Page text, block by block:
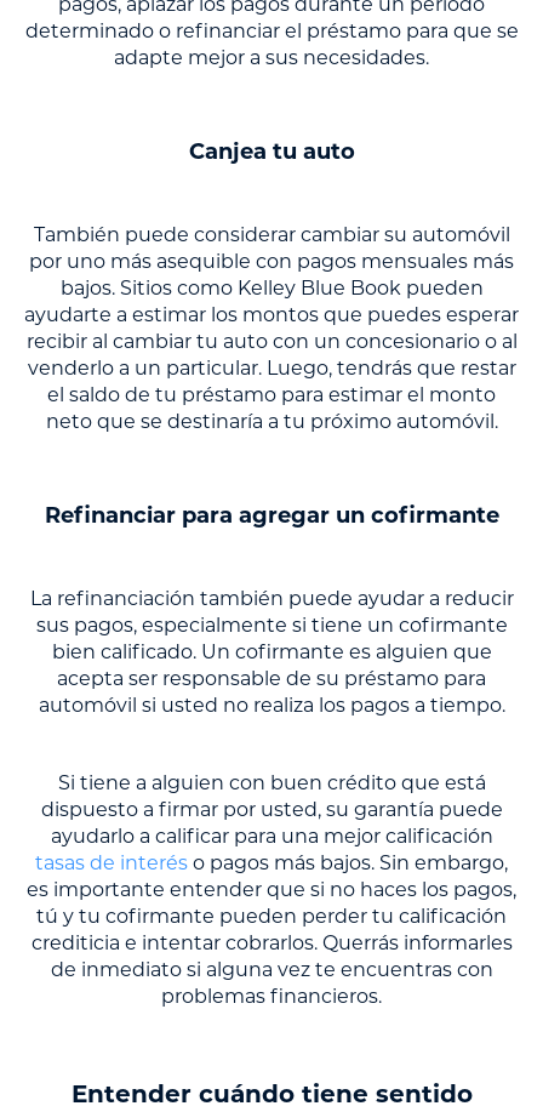
pagos, aplazar los pagos durante un período
determinado o refinanciar el préstamo para que se
adapte mejor a sus necesidades.
Canjea tu auto
También puede considerar cambiar su automóvil
por uno más asequible con pagos mensuales más
bajos. Sitios como Kelley Blue Book pueden
ayudarte a estimar los montos que puedes esperar
recibir al cambiar tu auto con un concesionario o al
venderlo a un particular. Luego, tendrás que restar
el saldo de tu préstamo para estimar el monto
neto que se destinaría a tu próximo automóvil.
Refinanciar para agregar un cofirmante
La refinanciación también puede ayudar a reducir
sus pagos, especialmente si tiene un cofirmante
bien calificado. Un cofirmante es alguien que
acepta ser responsable de su préstamo para
automóvil si usted no realiza los pagos a tiempo.
Si tiene a alguien con buen crédito que está
dispuesto a firmar por usted, su garantía puede
ayudarlo a calificar para una mejor calificación
tasas de interés o pagos más bajos. Sin embargo,
es importante entender que si no haces los pagos,
tú y tu cofirmante pueden perder tu calificación
crediticia e intentar cobrarlos. Querrás informarles
de inmediato si alguna vez te encuentras con
problemas financieros.
Entender cuándo tiene sentido